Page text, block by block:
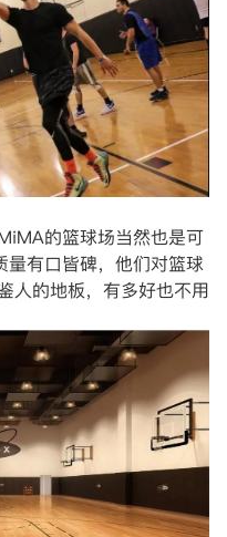
的篮球场当然也是可
有口皆碑，他们对篮球
人的地板，有多好也不用